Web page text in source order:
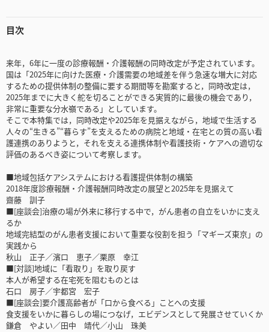
目次
来年，6年に一度の診療報酬・介護報酬の同時改定が予定されています。
国は「2025年に向けた医療・介護需要の地域差を伴う急速な増大に対応
するための提供体制の整備に要する期間等を勘案すると，同時改定は，
2025年までに大きく舵を切ることができる実質的に最後の機会であり，
非常に重要な分水嶺である」としています。
そこで本特集では，同時改定や2025年を見据えながら，地域で生活する
人々の“生きる”“暮らす”を支えるための病院と地域・在宅との質の高い看
護連携のありようと，それを支える連携体制や看護技術・ケアへの適切な
評価のあるべき姿について考察します。
■地域包括ケアシステムにおける看護提供体制の構築
2018年度診療報酬・介護報酬同時改定の展望と2025年を見据えて
齋藤 訓子
■[座談会]治療の場が外来に移行する中で，がん患者の自立をいかに支え
るか
地域完結型のがん患者支援において重要な役割を担う「マギーズ東京」の
実践から
秋山 正子／濱口 恵子／栗原 幸江
■[対談]地域に「看取り」を取り戻す
本人が希望する在宅死を阻むものとは
石口 房子／宇都宮 宏子
■[座談会]要介護高齢者が「口から食べる」ことへの支援
食支援をいかに暮らしの場につなげ，エビデンスとして発展させていくか
鎌倉 やよい／田中 靖代／小山 珠美